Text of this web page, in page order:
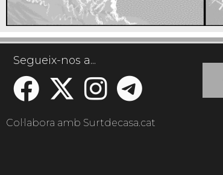
Segueix-nos a...
Col·labora amb Surtdecasa.cat